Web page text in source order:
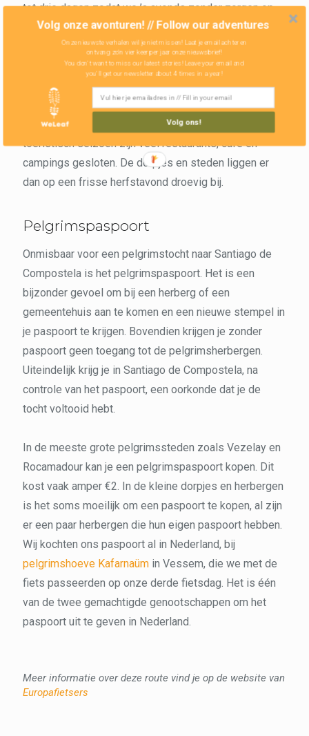
tot drie dagen zodat we ’s avonds zonder zorgen op
iedere plaats konden stoppen.
De zondagen zijn nog steeds erg traditioneel in
Frankrijk en de meeste winkels zijn gesloten. Op de
fiets hebben we vaak geen besef van de tijd en
vergaten dat het zondag was. Ook buiten het
toeristisch seizoen zijn veel restaurants, café en
campings gesloten. De dorpjes en steden liggen er
dan op een frisse herfstavond droevig bij.
Pelgrimspaspoort
Onmisbaar voor een pelgrimstocht naar Santiago de
Compostela is het pelgrimspaspoort. Het is een
bijzonder gevoel om bij een herberg of een
gemeentehuis aan te komen en een nieuwe stempel in
je paspoort te krijgen. Bovendien krijgen je zonder
paspoort geen toegang tot de pelgrimsherbergen.
Uiteindelijk krijg je in Santiago de Compostela, na
controle van het paspoort, een oorkonde dat je de
tocht voltooid hebt.
In de meeste grote pelgrimssteden zoals Vezelay en
Rocamadour kan je een pelgrimspaspoort kopen. Dit
kost vaak amper €2. In de kleine dorpjes en herbergen
is het soms moeilijk om een paspoort te kopen, al zijn
er een paar herbergen die hun eigen paspoort hebben.
Wij kochten ons paspoort al in Nederland, bij
pelgrimshoeve Kafarnaüm in Vessem, die we met de
fiets passeerden op onze derde fietsdag. Het is één
van de twee gemachtigde genootschappen om het
paspoort uit te geven in Nederland.
Meer informatie over deze route vind je op de website van
Europafietsers
Volg onze avonturen! // Follow our adventures
Onze nieuwste verhalen wil je niet missen! Laat je email achter en
ontvang zo'n vier keer per jaar onze nieuwsbrief!
Volg ons!
You don't want to miss our latest stories! Leave your email and
you'll get our newsletter about 4 times in a year!